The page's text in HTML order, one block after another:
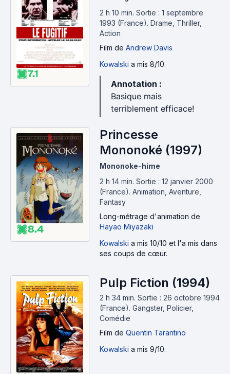
7.1
2 h 10 min. Sortie : 1 septembre
1993 (France). Drame, Thriller,
Action
Film de Andrew Davis
Kowalski a mis 8/10.
Annotation :
Basique mais
terriblement efficace!
8.4
Princesse
Mononoké (1997)
Mononoke-hime
2 h 14 min. Sortie : 12 janvier 2000
(France). Animation, Aventure,
Fantasy
Long-métrage d'animation de
Hayao Miyazaki
Kowalski a mis 10/10 et l'a mis dans
ses coups de cœur.
Pulp Fiction (1994)
2 h 34 min. Sortie : 26 octobre 1994
(France). Gangster, Policier,
Comédie
Film de Quentin Tarantino
Kowalski a mis 9/10.